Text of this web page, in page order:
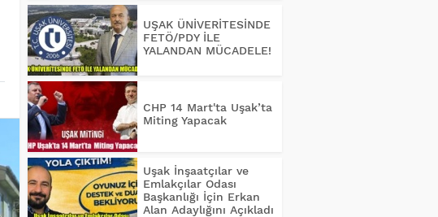
UŞAK ÜNİVERİTESİNDE
FETÖ/PDY İLE
YALANDAN MÜCADELE!
CHP 14 Mart'ta Uşak’ta
Miting Yapacak
Uşak İnşaatçılar ve
Emlakçılar Odası
Başkanlığı İçin Erkan
Alan Adaylığını Açıkladı